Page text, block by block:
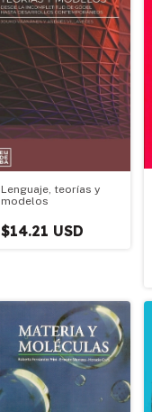
Lenguaje, teorías y
modelos
$14.21 USD